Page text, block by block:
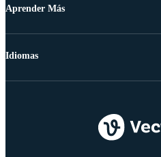
Aprender Más
Idiomas